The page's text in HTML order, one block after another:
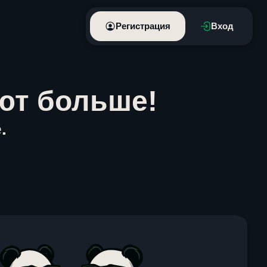
Регистрация Вход
больше!